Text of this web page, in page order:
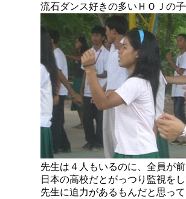
流石ダンス好きの多いＨＯＪの子
先生は４人もいるのに、全員が
日本の高校だとがっつり監視を
先生に迫力があるもんだと思っ